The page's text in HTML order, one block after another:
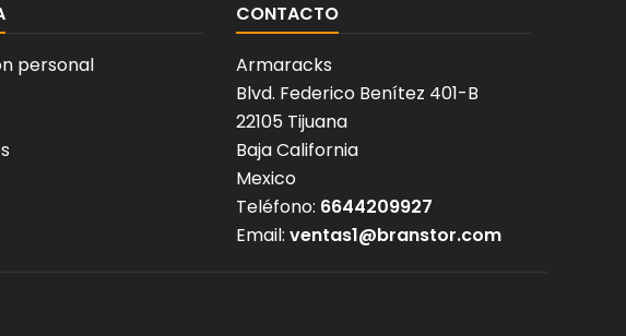
personal
CONTACTO
Armaracks
Blvd. Federico Benítez 401-B
22105 Tijuana
Baja California
Mexico
Teléfono: 6644209927
Email: ventas1@branstor.com